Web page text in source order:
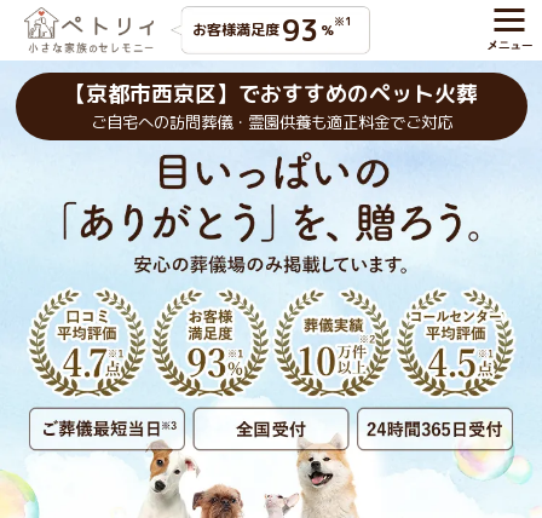
お客様満足度93 %※1
【京都市西京区】でおすすめのペット火葬
ご自宅への訪問葬儀・霊園供養も適正料金でご対応